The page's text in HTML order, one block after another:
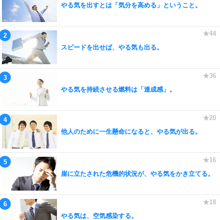
やる気を出すとは「気分を高める」ということ。
スピードを出せば、やる気も出る。
やる気を持続させる燃料は「達成感」。
他人のために一生懸命になると、やる気が出る。
崖に立たされた危機的状況が、やる気をかき立てる。
やる気は、空気感染する。